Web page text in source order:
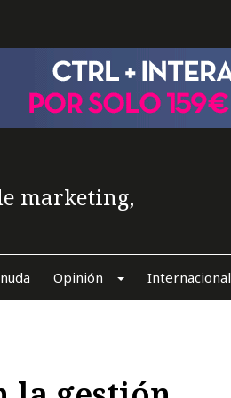
marketing,
Opinión Internacional